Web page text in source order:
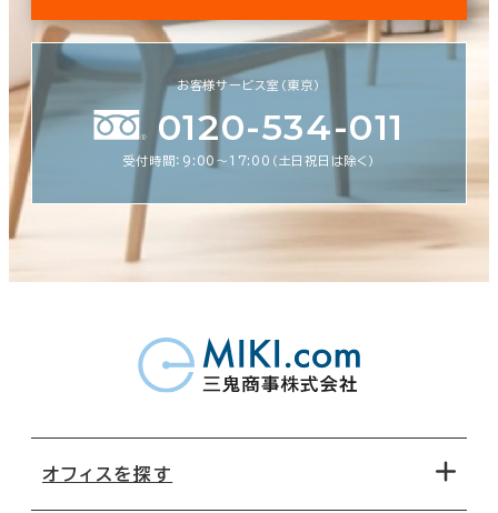
お客様サービス室（東京）
0120-534-011
受付時間：9:00〜17:00（土日祝日は除く）
オフィスを探す